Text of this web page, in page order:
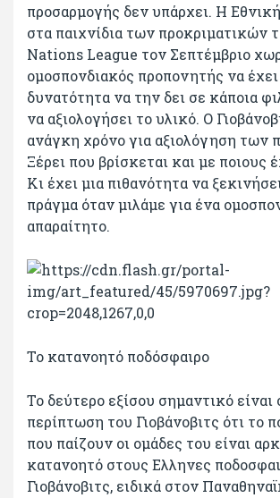
προσαρμογής δεν υπάρχει. Η
στα παιχνίδια των προκριματικών
Nations League τον Σεπτέμβριο
ομοσπονδιακός προπονητής να
δυνατότητα να την δει σε κάποια
να αξιολογήσει το υλικό. Ο
ανάγκη χρόνο για αξιολόγηση των
Ξέρει που βρίσκεται και με ποιους
Κι έχει μια πιθανότητα να
πράγμα όταν μιλάμε για ένα
απαραίτητο.
Το κατανοητό ποδόσφαιρο
Το δεύτερο εξίσου σημαντικό είναι
περίπτωση του Γιοβάνοβιτς ότι το
που παίζουν οι ομάδες του είναι
κατανοητό στους Ελληνες
Γιοβάνοβιτς, ειδικά στον